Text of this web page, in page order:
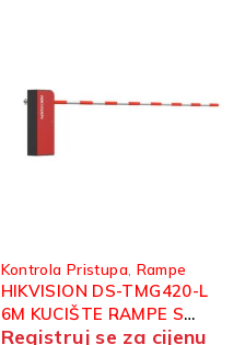
Kontrola Pristupa, Rampe
HIKVISION DS-TMG420-L
6M KUCIŠTE RAMPE S
PRIVATOM RUKE OD 6M
Registruj se za cijenu